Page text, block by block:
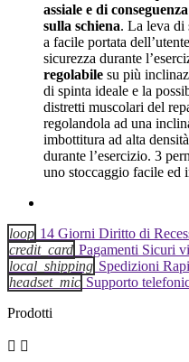
assiale e di
sulla schiena. La leva di
a facile portata
sicurezza durante
regolabile su più
di spinta ideale e la
distretti muscolari del
regolandola ad una
imbottitura ad alta
durante l’esercizio. 3
uno stoccaggio facile ed
loop 14 Giorni Diritto di
credit_card Pagamenti Sicuri
local_shipping Spedizioni
headset_mic Supporto
Prodotti
 